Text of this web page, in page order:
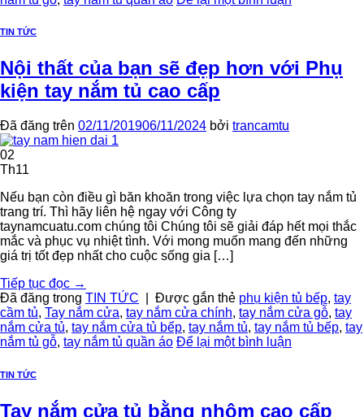
TIN TỨC
Nội thất của bạn sẽ đẹp hơn với Phụ
kiện tay nắm tủ cao cấp
Đã đăng trên 02/11/201906/11/2024 bởi trancamtu
02
Th11
Nếu bạn còn điều gì băn khoăn trong việc lựa chọn tay nắm tủ
trang trí. Thì hãy liên hệ ngay với Công ty
taynamcuatu.com chúng tôi Chúng tôi sẽ giải đáp hết mọi thắc
mắc và phục vụ nhiệt tình. Với mong muốn mang đến những
giá trị tốt đẹp nhất cho cuộc sống gia […]
Tiếp tục đọc →
Đã đăng trong TIN TỨC Được gắn thẻ phụ kiện tủ bếp, tay
cầm tủ, Tay nắm cửa, tay nắm cửa chính, tay nắm cửa gỗ, tay
nắm cửa tủ, tay nắm cửa tủ bếp, tay nắm tủ, tay nắm tủ bếp, tay
nắm tủ gỗ, tay nắm tủ quần áo Để lại một bình luận
TIN TỨC
Tay nắm cửa tủ bằng nhôm cao cấp